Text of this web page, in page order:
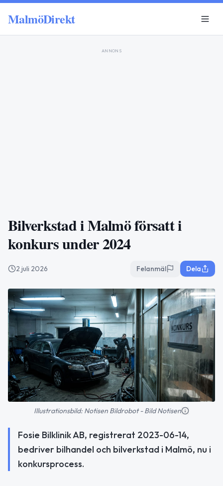
MalmöDirekt
ANNONS
Bilverkstad i Malmö försatt i
konkurs under 2024
2 juli 2026 Felanmäl Dela
Illustrationsbild: Notisen Bildrobot - Bild Notisen
Fosie Bilklinik AB, registrerat 2023-06-14,
bedriver bilhandel och bilverkstad i Malmö, nu i
konkursprocess.